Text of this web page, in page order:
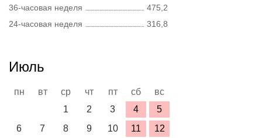
36-часовая неделя
475,2
24-часовая неделя
316,8
Июль
пн вт ср чт пт сб
вс
1
2 3 4
5
6
7 8 9 10 11
12